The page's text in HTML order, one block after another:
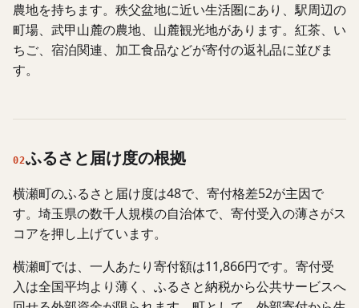
農地を持ちます。秩父盆地に近い生活圏にあり、駅周辺の
町場、武甲山麓の農地、山麓観光地があります。紅茶、い
ちご、宿泊関連、加工食品などが寄付の返礼品に並びま
す。
02ふるさと届け度の根拠
横瀬町のふるさと届け度は48で、寄付格差52が主因で
す。埼玉県の数千人規模の自治体で、寄付受入の薄さがス
コアを押し上げています。
横瀬町では、一人あたり寄付額は11,866円です。寄付受
入は全国平均より薄く、ふるさと納税から公共サービスへ